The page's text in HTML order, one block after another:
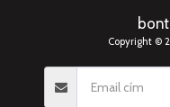
Copyright ©